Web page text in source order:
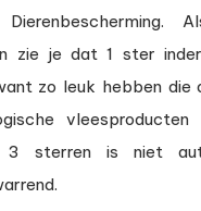
zie je dat 1 ster
zo leuk hebben die
vleesproducten
3 sterren is niet